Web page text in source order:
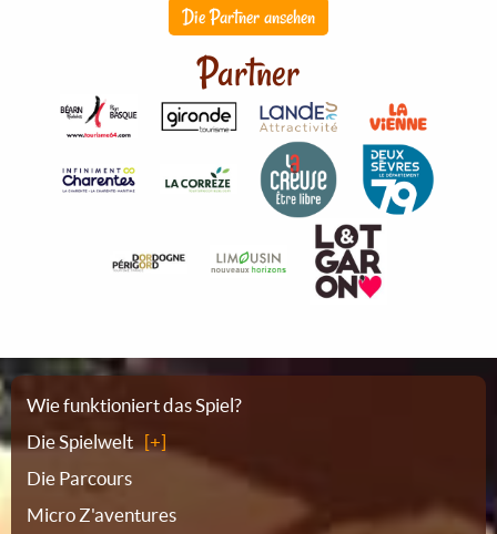
Die Partner ansehen
Partner
Sitemap
Wie funktioniert das Spiel?
Die Spielwelt
Die Parcours
Micro Z'aventures